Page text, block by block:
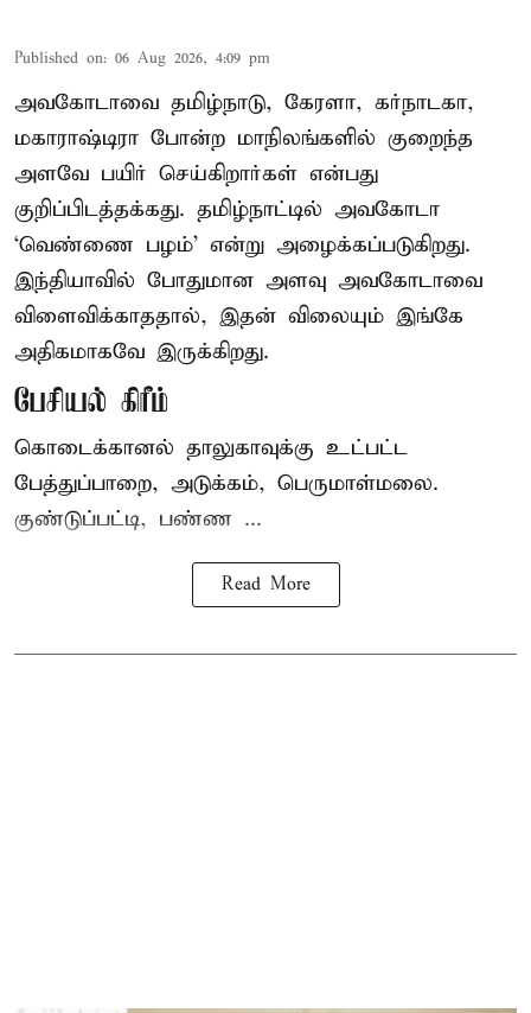
Published on: 06 Aug 2026, 4:09 pm
அவகோடாவை தமிழ்நாடு, கேரளா, கர்நாடகா,
மகாராஷ்டிரா போன்ற மாநிலங்களில் குறைந்த
அளவே பயிர் செய்கிறார்கள் என்பது
குறிப்பிடத்தக்கது. தமிழ்நாட்டில் அவகோடா
‘வெண்ணை பழம்’ என்று அழைக்கப்படுகிறது.
இந்தியாவில் போதுமான அளவு அவகோடாவை
விளைவிக்காததால், இதன் விலையும் இங்கே
அதிகமாகவே இருக்கிறது.
பேசியல் கிரீம்
கொடைக்கானல் தாலுகாவுக்கு உட்பட்ட
பேத்துப்பாறை, அடுக்கம், பெருமாள்மலை.
குண்டுப்பட்டி, பண்ண ...
Read More